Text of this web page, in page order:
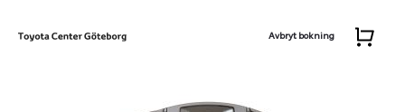
Avbryt bokning